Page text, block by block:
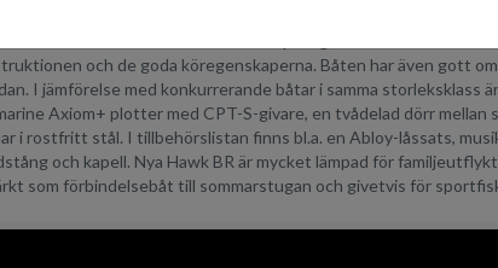
största konkurrensfördelar är dess sportiga utseende och
och de goda köregenskaperna. Båten har även gott
I jämförelse med konkurrerande båtar i samma
Axiom+ plotter med CPT-S-givare, en tvådelad dörr
i rostfritt stål. I tillbehörslistan finns bl.a. en Abloy-låssats,
och kapell. Nya Hawk BR är mycket lämpad för
som förbindelsebåt till sommarstugan och givetvis för